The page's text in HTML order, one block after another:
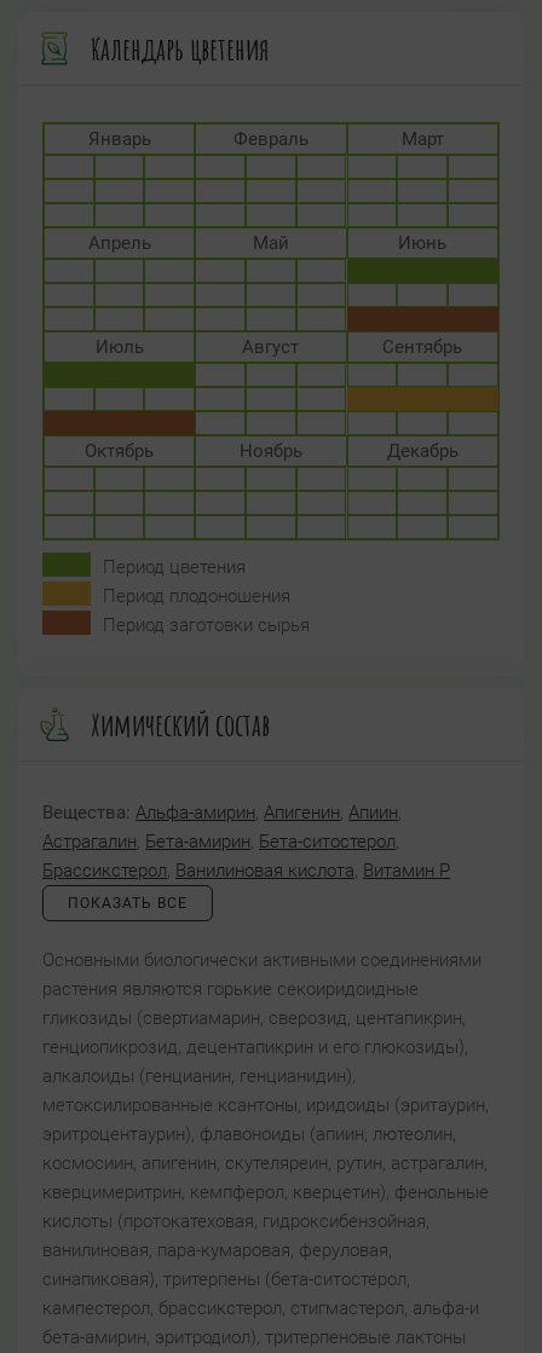
Календарь цветения
Январь Февраль Март
Апрель Май Июнь
Июль Август Сентябрь
Октябрь Ноябрь Декабрь
Период цветения
Период плодоношения
Период заготовки сырья
Химический состав
Вещества: Альфа-амирин, Апигенин, Апиин,
Астрагалин, Бета-амирин, Бета-ситостерол,
Брассикстерол, Ванилиновая кислота, Витамин P
ПОКАЗАТЬ ВСЕ
Основными биологически активными соединениями
растения являются горькие секоиридоидные
гликозиды (свертиамарин, сверозид, центапикрин,
генциопикрозид, децентапикрин и его глюкозиды),
алкалоиды (генцианин, генцианидин),
метоксилированные ксантоны, иридоиды (эритаурин,
эритроцентаурин), флавоноиды (апиин, лютеолин,
космосиин, апигенин, скутеляреин, рутин, астрагалин,
кверцимеритрин, кемпферол, кверцетин), фенольные
кислоты (протокатеховая, гидроксибензойная,
ванилиновая, пара-кумаровая, феруловая,
синапиковая), тритерпены (бета-ситостерол,
кампестерол, брассикстерол, стигмастерол, альфа-и
бета-амирин, эритродиол), тритерпеновые лактоны